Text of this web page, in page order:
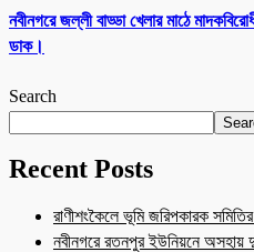
নবীনগরে জল্লী বাড্ডা খেলার মাঠে
ডাক।
Search
Recent Posts
রাণীশংকৈলে ভূমি জরিপকারক
নবীনগরে রতনপুর ইউনিয়নে